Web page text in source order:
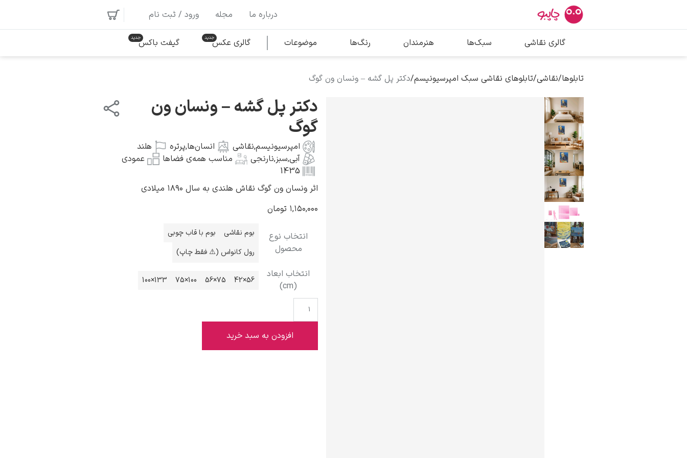
بیشترین جستجوها
پیکاسو
سالوادور دالی
محبوب‌ترین هنرمندان
درباره ما مجله ورود / ثبت نام
گالری نقاشی سبک‌ها هنرمندان رنگ‌ها موضوعات گالری عکس گیفت باکس
تابلوها/نقاشی/تابلوهای نقاشی سبک امپرسیونیسم/دکتر پل گشه – ونسان ون گوگ
دکتر پل گشه – ونسان ون
گوگ
امپرسیونیسم,نقاشی انسان‌ها,پرتره
هلند
آبی,سبز,نارنجی مناسب همه‌ی فضاها
عمودی
1435
اثر ونسان ون گوگ نقاش هلندی به سال ۱۸۹۰ میلادی
۱,۱۵۰,۰۰۰ تومان
انتخاب نوع
محصول
بوم نقاشی
بوم با قاب چوبی
رول کانواس (⚠️ فقط چاپ)
انتخاب ابعاد
(cm)
56×42
75×56
100×75
133×100
افزودن به سبد خرید